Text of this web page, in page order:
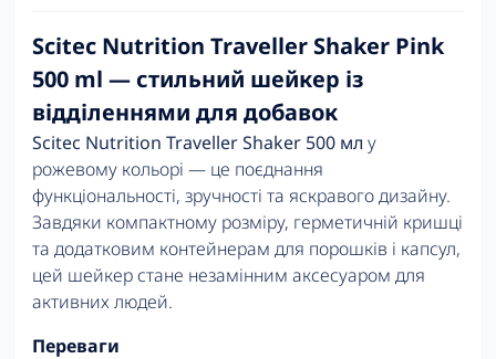
Scitec Nutrition Traveller Shaker Pink
500 ml — стильний шейкер із
відділеннями для добавок
Scitec Nutrition Traveller Shaker 500 мл у
рожевому кольорі — це поєднання
функціональності, зручності та яскравого дизайну.
Завдяки компактному розміру, герметичній кришці
та додатковим контейнерам для порошків і капсул,
цей шейкер стане незамінним аксесуаром для
активних людей.
Переваги